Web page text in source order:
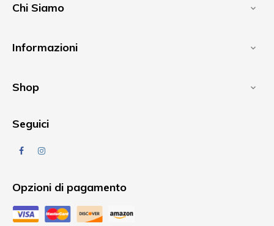
Chi Siamo 
Informazioni 
Shop 
Seguici
Facebook
Opzioni di pagamento